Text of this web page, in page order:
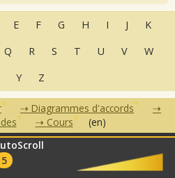
5
E F G H I J
K
Q R S T U V
W
Y Z
Diagrammes d'accords
Cours (en)
Personnelles
Clubs